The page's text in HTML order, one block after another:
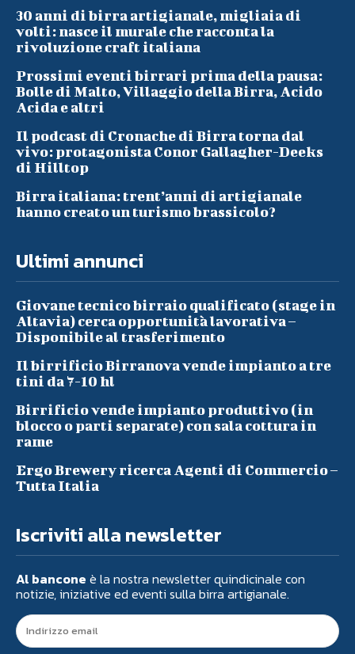
30 anni di birra artigianale, migliaia di
volti: nasce il murale che racconta la
rivoluzione craft italiana
Prossimi eventi birrari prima della pausa:
Bolle di Malto, Villaggio della Birra, Acido
Acida e altri
Il podcast di Cronache di Birra torna dal
vivo: protagonista Conor Gallagher-Deeks
di Hilltop
Birra italiana: trent’anni di artigianale
hanno creato un turismo brassicolo?
Ultimi annunci
Giovane tecnico birraio qualificato (stage in
Altavia) cerca opportunità lavorativa –
Disponibile al trasferimento
Il birrificio Birranova vende impianto a tre
tini da 7-10 hl
Birrificio vende impianto produttivo (in
blocco o parti separate) con sala cottura in
rame
Ergo Brewery ricerca Agenti di Commercio –
Tutta Italia
Iscriviti alla newsletter
Al bancone è la nostra newsletter quindicinale con
notizie, iniziative ed eventi sulla birra artigianale.